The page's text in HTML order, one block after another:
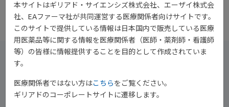
ご解説いただいております。
的製剤、JAK阻害薬まで全ての治療選択肢を説明します。
予め治療の全体像を伝えて治療のゴールを知り、治療薬のイメー
本サイトはギリアド・サイエンシズ株式会社、エーザイ株式会
社、EAファーマ社が共同運営する医療関係者向けサイトです。
このサイトで提供している情報は日本国内で販売している医療
用医薬品等に関する情報を医療関係者（医師・薬剤師・看護師
等）の皆様に情報提供することを目的として作成されていま
す。
医療関係者ではない方はこちらをご覧ください。
ギリアドのコーポレートサイトに遷移します。